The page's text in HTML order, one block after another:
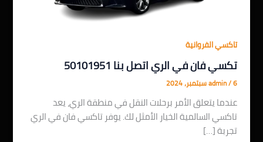
تاكسي الفروانية
تكسي فان في الري اتصل بنا 50101951
admin/6 سبتمبر، 2024
عندما يتعلق الأمر برحلات النقل في منطقة الري، يعد
تاكسي السالمية الخيار الأمثل لك. يوفر تاكسي فان في الري
تجربة […]